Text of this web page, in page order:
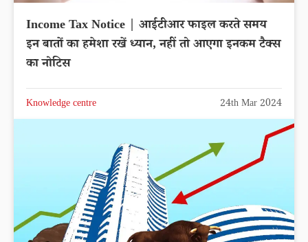
Income Tax Notice | आईटीआर फाइल करते समय
इन बातों का हमेशा रखें ध्यान, नहीं तो आएगा इनकम टैक्स
का नोटिस
Knowledge centre 24th Mar 2024